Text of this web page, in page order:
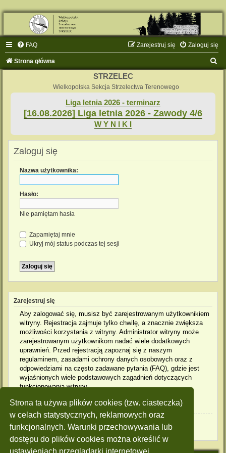
Strona ta używa plików cookies (tzw. ciasteczka)
w celach statystycznych, reklamowych oraz
funkcjonalnych. Warunki przechowywania lub
dostępu do plików cookies można określić w
ustawieniach przeglądarki internetowej.
FAQ Zaloguj się
Zarejestruj się
Strona główna
STRZELEC
Wielkopolska Sekcja Strzelectwa Terenowego
Liga letnia 2026 - terminarz
[16.08.2026] Liga letnia 2026 - Zawody 4/6
W Y N I K I
Zaloguj się
Nazwa użytkownika:
Hasło:
Nie pamiętam hasła
Zapamiętaj mnie
Ukryj mój status podczas tej sesji
Zarejestruj się
Aby zalogować się, musisz być zarejestrowanym użytkownikiem
witryny. Rejestracja zajmuje tylko chwilę, a znacznie zwiększa
możliwości korzystania z witryny. Administrator witryny może
zarejestrowanym użytkownikom nadać wiele dodatkowych
uprawnień. Przed rejestracją zapoznaj się z naszym
regulaminem, zasadami ochrony danych osobowych oraz z
odpowiedziami na często zadawane pytania (FAQ), gdzie jest
wyjaśnionych wiele podstawowych zagadnień dotyczących
funkcjonowania witryny.
Regulamin|Zasady ochrony danych osobowych
Zarejestruj się